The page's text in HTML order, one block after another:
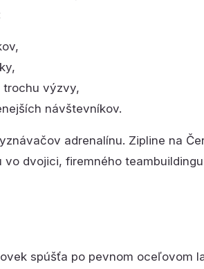
trochu výzvy,
návštevníkov.
adrenalínu. Zipline na
dvojici, firemného
spúšťa po pevnom oceľovom